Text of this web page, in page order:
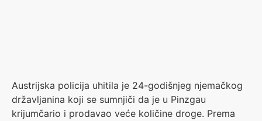
Austrijska policija uhitila je 24-godišnjeg njemačkog
državljanina koji se sumnjiči da je u Pinzgau
krijumčario i prodavao veće količine droge. Prema